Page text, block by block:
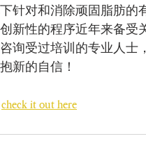
针对和消除顽固脂肪的
新性的程序近年来备受
询受过培训的专业人士
新的自信！
check it out here